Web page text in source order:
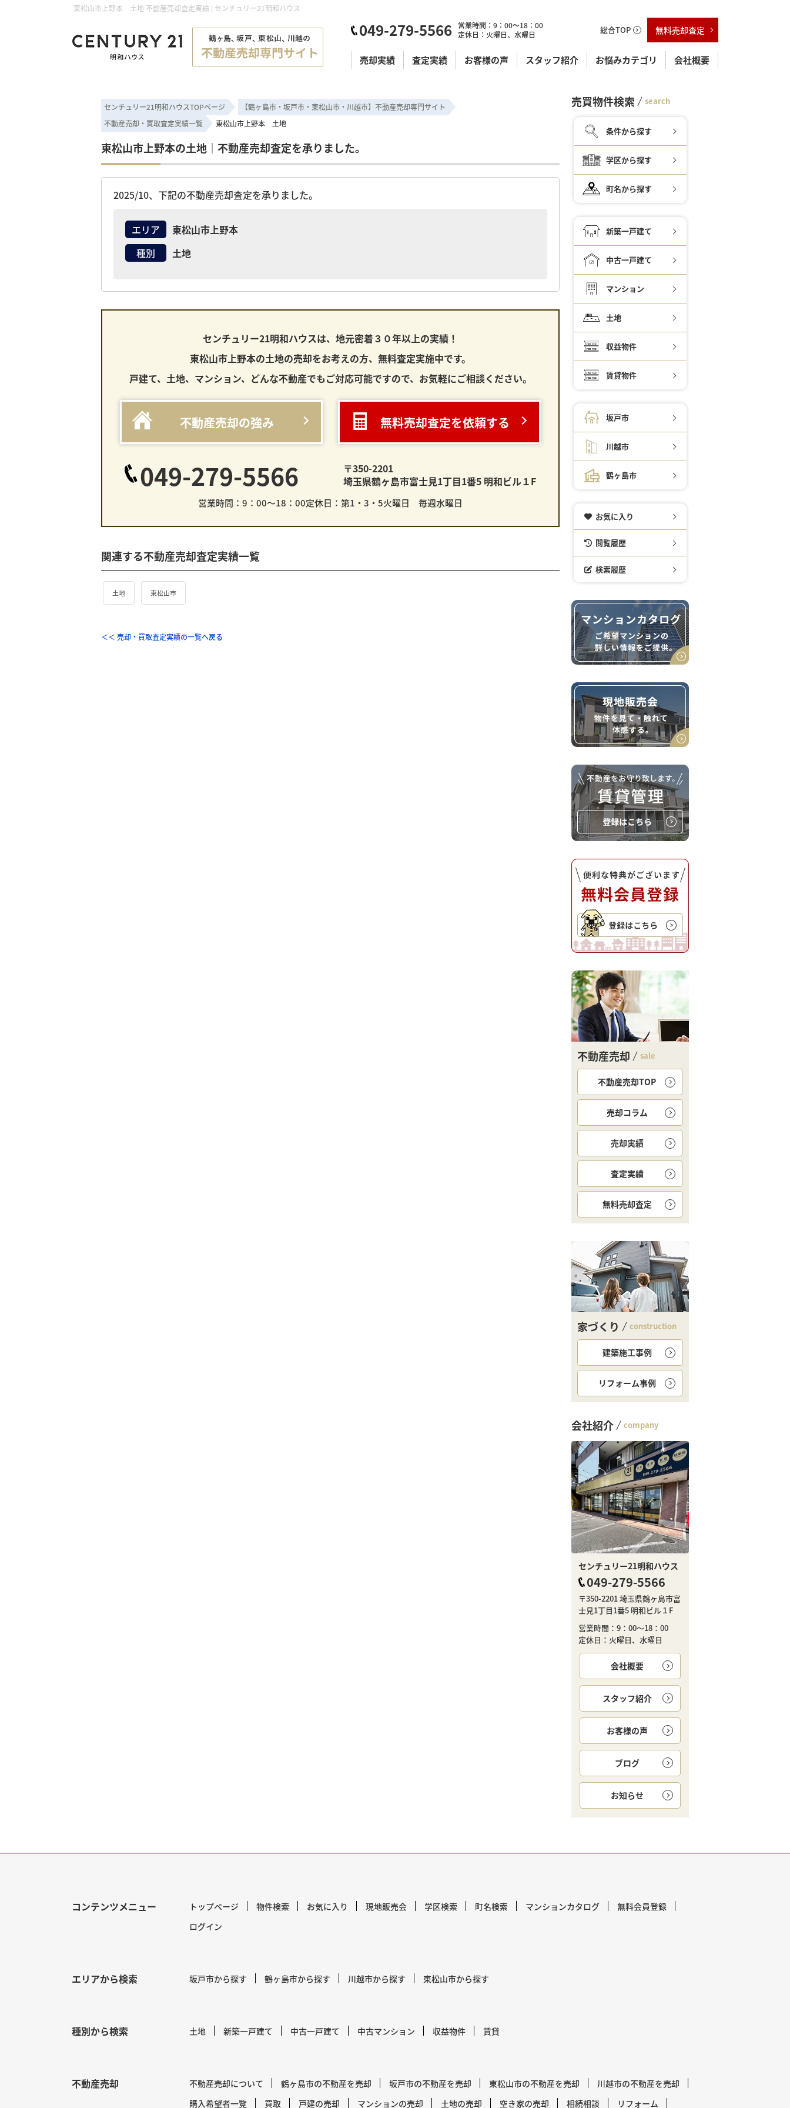
東松山市上野本 土地 不動産売却査定実績 | センチュリー21明和ハウス
049-279-5566
営業時間：9：00～18：00
定休日：火曜日、水曜日
総合TOP 無料売却査定
売却実績 査定実績 お客様の声 スタッフ紹介 お悩みカテゴリ 会社概要
センチュリー21明和ハウスTOPページ
【鶴ヶ島市・坂戸市・東松山市・川越市】不動産売却専門サイト
不動産売却・買取査定実績一覧
東松山市上野本 土地
東松山市上野本の土地｜不動産売却査定を承りました。
2025/10、下記の不動産売却査定を承りました。
エリア
東松山市上野本
種別
土地
センチュリー21明和ハウスは、 地元密着３０年以上の実績！
東松山市上野本の土地の売却をお考えの方、無料査定実施中です。
戸建て、土地、マンション、どんな不動産でもご対応可能ですので、お気軽にご相談ください。
不動産売却の強み 無料売却査定を依頼する
049-279-5566
〒350-2201
埼玉県鶴ヶ島市富士見1丁目1番5 明和ビル１F
営業時間：9：00～18：00定休日：第1・3・5火曜日 毎週水曜日
関連する不動産売却査定実績一覧
土地 東松山市
＜＜ 売却・買取査定実績の一覧へ戻る
売買物件検索 search
条件から探す
学区から探す
町名から探す
新築一戸建て
中古一戸建て
マンション
土地
収益物件
賃貸物件
坂戸市
川越市
鶴ヶ島市
お気に入り
閲覧履歴
検索履歴
不動産売却 sale
不動産売却TOP
売却コラム
売却実績
査定実績
無料売却査定
家づくり construction
建築施工事例
リフォーム事例
会社紹介 company
センチュリー21明和ハウス
049-279-5566
〒350-2201 埼玉県鶴ヶ島市富
士見1丁目1番5 明和ビル１F
営業時間：9：00～18：00
定休日：火曜日、水曜日
会社概要
スタッフ紹介
お客様の声
ブログ
お知らせ
コンテンツメニュー トップページ 物件検索 お気に入り 現地販売会 学区検索 町名検索 マンションカタログ
無料会員登録
ログイン
エリアから検索 坂戸市から探す 鶴ヶ島市から探す 川越市から探す 東松山市から探す
種別から検索 土地 新築一戸建て 中古一戸建て 中古マンション 収益物件 賃貸
不動産売却 不動産売却について 鶴ヶ島市の不動産を売却 坂戸市の不動産を売却 東松山市の不動産を売却
川越市の不動産を売却
購入希望者一覧
買取 戸建の売却 マンションの売却 土地の売却 空き家の売却 相続相談 リフォーム